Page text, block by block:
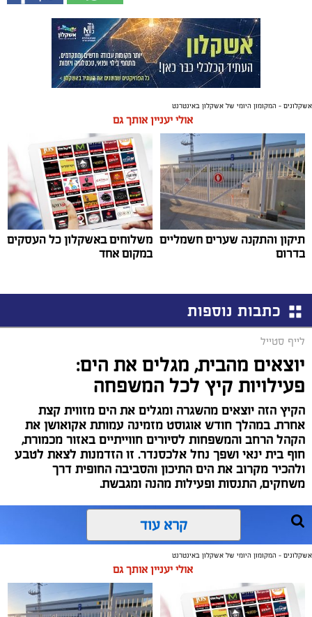
אשקלונים - המקומון היומי של אשקלון באינטרנט
אולי יעניין אותך גם
תיקון והתקנה שערים חשמליים
בדרום
משלוחים באשקלון כל העסקים
במקום אחד
כתבות נוספות
לייף סטייל
יוצאים מהבית, מגלים את הים:
פעילויות קיץ לכל המשפחה
הקיץ הזה יוצאים מהשגרה ומגלים את הים מזווית קצת
אחרת. במהלך חודש אוגוסט מזמינה עמותת אקואושן את
הקהל הרחב והמשפחות לסיורים חווייתיים באזור מכמורת,
חוף בית ינאי ושפך נחל אלכסנדר. זו הזדמנות לצאת לטבע
ולהכיר מקרוב את הים התיכון והסביבה החופית דרך
משחקים, התנסות ופעילות מהנה ומגבשת.
קרא עוד
אשקלונים - המקומון היומי של אשקלון באינטרנט
אולי יעניין אותך גם